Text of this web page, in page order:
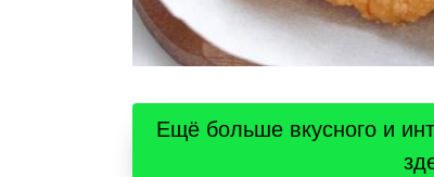
Ещё больше вкусного и